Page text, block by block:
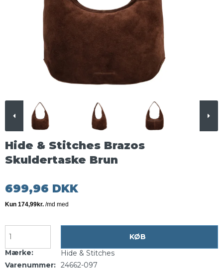
Hide & Stitches Brazos
Skuldertaske Brun
699,96 DKK
KØB
Mærke:
Hide & Stitches
Varenummer: 24662-097